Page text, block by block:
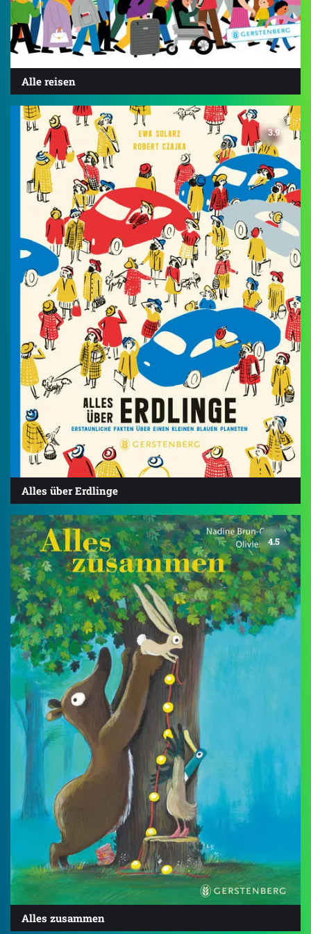
Alle reisen
3.9
Alles über Erdlinge
4.5
Alles zusammen